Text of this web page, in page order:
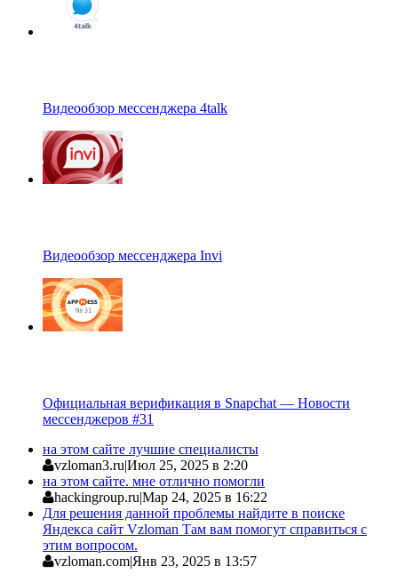
Видеообзор мессенджера 4talk
Видеообзор мессенджера Invi
Официальная верификация в Snapchat — Новости
мессенджеров #31
на этом сайте лучшие специалисты
vzloman3.ru|Июл 25, 2025 в 2:20
на этом сайте. мне отлично помогли
hackingroup.ru|Мар 24, 2025 в 16:22
Для решения данной проблемы найдите в поиске
Яндекса сайт Vzloman Там вам помогут справиться с
этим вопросом.
vzloman.com|Янв 23, 2025 в 13:57